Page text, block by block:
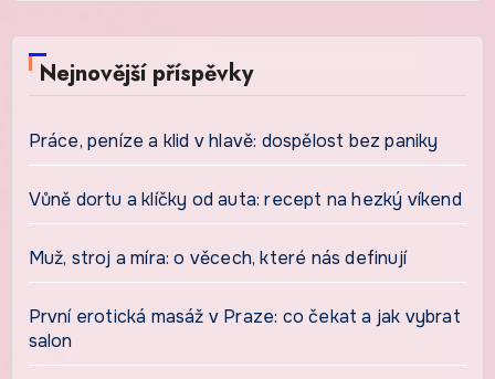
Nejnovější příspěvky
Práce, peníze a klid v hlavě: dospělost bez paniky
Vůně dortu a klíčky od auta: recept na hezký víkend
Muž, stroj a míra: o věcech, které nás definují
První erotická masáž v Praze: co čekat a jak vybrat
salon